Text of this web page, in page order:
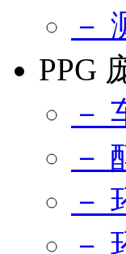
－
PPG
－
－
－
－